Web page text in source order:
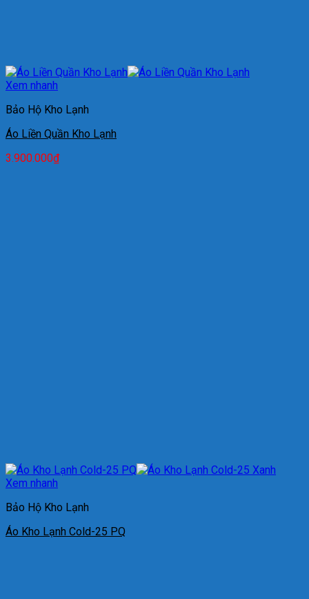
Xem nhanh
Bảo Hộ Kho Lạnh
Áo Liền Quần Kho Lạnh
3.900.000₫
Xem nhanh
Bảo Hộ Kho Lạnh
Áo Kho Lạnh Cold-25 PQ